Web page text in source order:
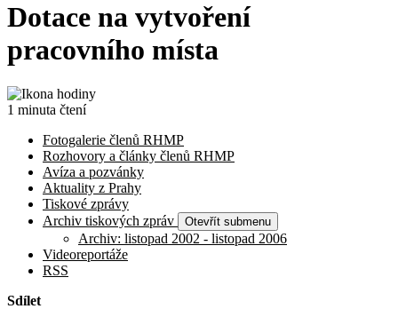
Dotace na vytvoření
pracovního místa
1 minuta čtení
Fotogalerie členů RHMP
Rozhovory a články členů RHMP
Avíza a pozvánky
Aktuality z Prahy
Tiskové zprávy
Archiv tiskových zpráv
Otevřít submenu
Archiv: listopad 2002 - listopad 2006
Videoreportáže
RSS
Sdílet